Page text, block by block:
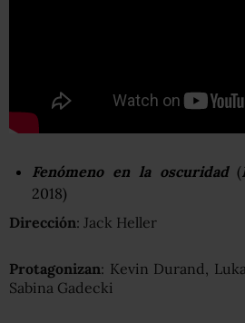
Fenómeno en la oscuridad(
2018)
Dirección: Jack Heller
Protagonizan: Kevin Durand,
Sabina Gadecki